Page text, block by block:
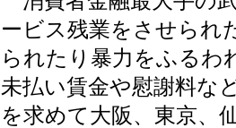
ービス残業をさせられ
られたり暴力をふるわ
未払い賃金や慰謝料な
を求めて大阪、東京、